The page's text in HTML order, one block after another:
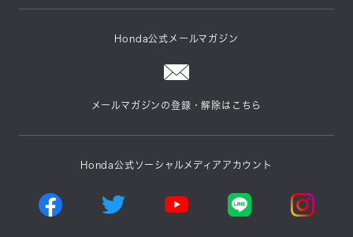
Honda公式メールマガジン
メールマガジンの登録・解除はこちら
Honda公式ソーシャルメディアアカウント